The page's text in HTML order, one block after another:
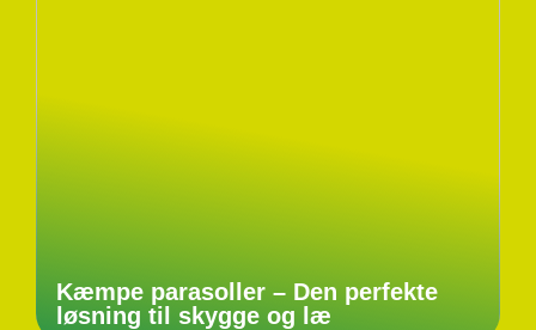
Kæmpe parasoller – Den perfekte
løsning til skygge og læ